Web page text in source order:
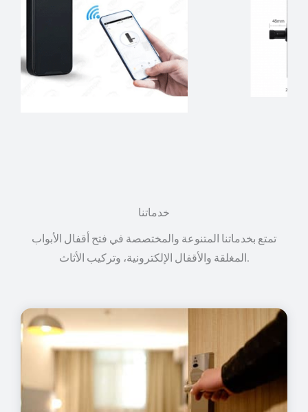
خدماتنا
تمتع بخدماتنا المتنوعة والمختصصة في فتح أقفال الأبواب